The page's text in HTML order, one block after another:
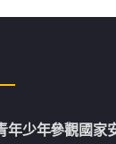
年少年參觀國家